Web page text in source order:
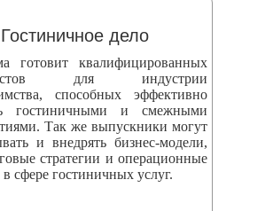
Гостиничное дело
готовит квалифицированных
для индустрии
способных эффективно
гостиничными и смежными
Так же выпускники могут
и внедрять бизнес‑модели,
стратегии и операционные
сфере гостиничных услуг.